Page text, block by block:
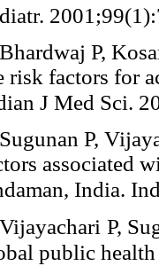
P,
risk factors for
J Med Sci.
P,
associated
India.
Vijayachari P,
public